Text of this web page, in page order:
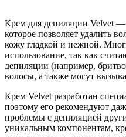
Крем для депиляции Velvet —
которое позволяет удалить
кожу гладкой и нежной.
использование, так как
депиляции (например,
волосы, а также могут
Крем Velvet разработан
поэтому его рекомендуют
проблемы с депиляцией
уникальным компонентам,